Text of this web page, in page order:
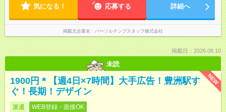
気になる！ 応募する 詳細へ
掲載元企業名 パーソルテンプスタッフ株式会社
掲載日：2026.08.10
未読
NEW
1900円＊【週4日×7時間】大手広告！豊洲駅す
ぐ！長期！デザイン
派遣 WEB登録・面接OK